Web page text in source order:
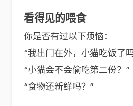
看得见的喂食
你是否有过以下烦恼：
“我出门在外，小猫吃饭了
“小猫会不会偷吃第二份？”
“食物还新鲜吗？”